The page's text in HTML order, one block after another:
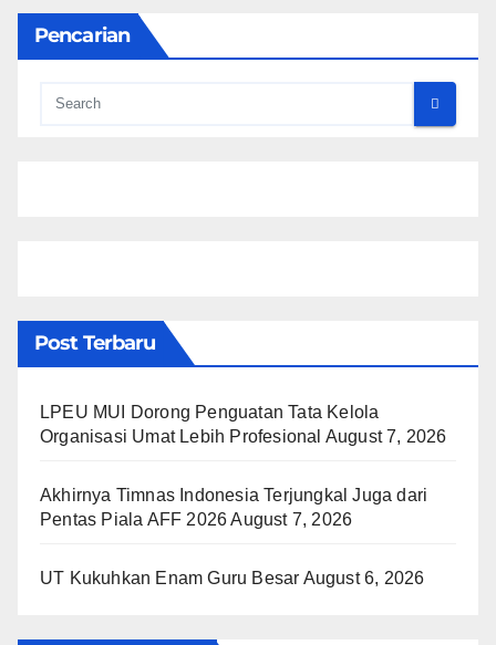
Pencarian
Post Terbaru
LPEU MUI Dorong Penguatan Tata Kelola
Organisasi Umat Lebih Profesional August 7, 2026
Akhirnya Timnas Indonesia Terjungkal Juga dari
Pentas Piala AFF 2026 August 7, 2026
UT Kukuhkan Enam Guru Besar August 6, 2026